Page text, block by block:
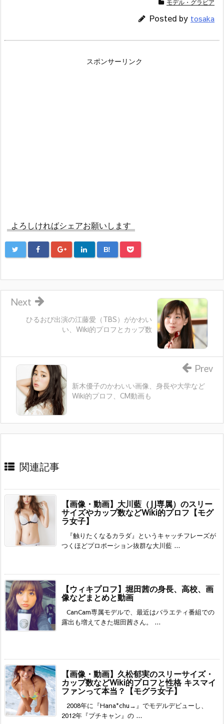
モデル・グラビア
Posted by tosaka
スポンサーリンク
よろしければシェアお願いします
B!
ひるおび出演の江藤愛（TBS）がかわい
い、Wiki的プロフとカップ数
Next
新木優子のかわいい画像、身長や大学など
Wiki的プロフ、CM動画も
Prev
関連記事
【画像・動画】大川藍（JJ専属）のスリー
サイズやカップ数などWiki的プロフ【モグ
ラ女子】
『触りたくなるカラダ』というキャッチフレーズが
つくほどプロポーション抜群な大川藍 ...
【ウィキプロフ】堀田茜の身長、高校、画
像などまとめと動画
CanCam専属モデルで、最近はバラエティ番組での
露出も増えてきた堀田茜さん。 ...
【画像・動画】久松郁実のスリーサイズ・
カップ数などWiki的プロフと性格 キスマイ
ファンって本当？【モグラ女子】
2008年に『Hana*chu→』でモデルデビューし、
2012年『プチキャン』の ...